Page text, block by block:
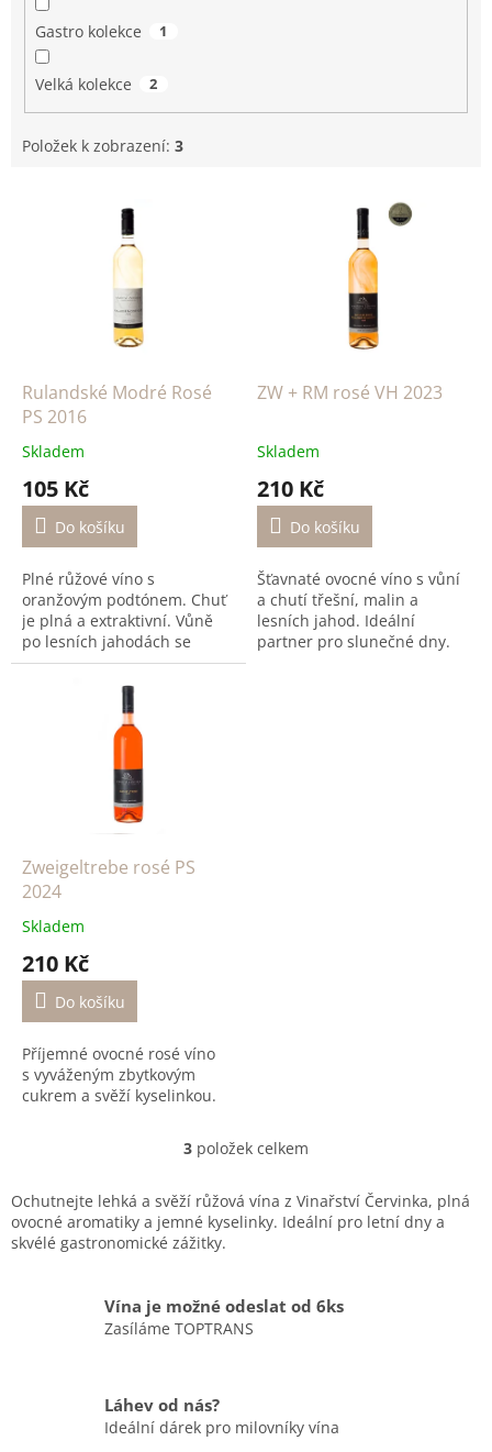
Gastro kolekce 1
Velká kolekce 2
Položek k zobrazení: 3
Rulandské Modré Rosé
PS 2016
Skladem
105 Kč
Do košíku
Plné růžové víno s
oranžovým podtónem. Chuť
je plná a extraktivní. Vůně
po lesních jahodách se
špetkou povidel.
ZW + RM rosé VH 2023
Skladem
210 Kč
Do košíku
Šťavnaté ovocné víno s vůní
a chutí třešní, malin a
lesních jahod. Ideální
partner pro slunečné dny.
Zweigeltrebe rosé PS
2024
Skladem
210 Kč
Do košíku
Příjemné ovocné rosé víno
s vyváženým zbytkovým
cukrem a svěží kyselinkou.
O
l
á
í
p
v
3 položek celkem
Ochutnejte lehká a svěží růžová vína z Vinařství Červinka, plná
ovocné aromatiky a jemné kyselinky. Ideální pro letní dny a
skvélé gastronomické zážitky.
Vína je možné odeslat od 6ks
Zasíláme TOPTRANS
Láhev od nás?
Ideální dárek pro milovníky vína